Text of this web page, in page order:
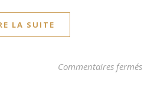
LA SUITE
Commentaires fermés